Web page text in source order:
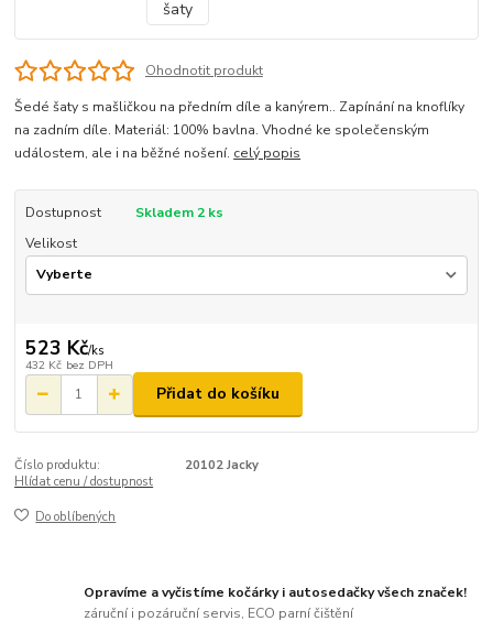
Ohodnotit produkt
Šedé šaty s mašličkou na předním díle a kanýrem.. Zapínání na knoflíky
na zadním díle. Materiál: 100% bavlna. Vhodné ke společenským
událostem, ale i na běžné nošení. celý popis
Dostupnost
Skladem 2 ks
Velikost
523 Kč/ks
432 Kč bez DPH
Přidat do košíku
Číslo produktu:
20102 Jacky
Hlídat cenu / dostupnost
Do oblíbených
Opravíme a vyčistíme kočárky i autosedačky všech značek!
záruční i pozáruční servis, ECO parní čištění